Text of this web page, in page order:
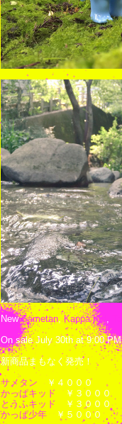
NewSametan,Kappa Kid ,
On sale July 30th at 9:00
新商品まもなく発売！
サメタン ￥４０００
かっぱキッド ￥３０００
とうふキッド ￥３０００
かっぱ少年 ￥５０００